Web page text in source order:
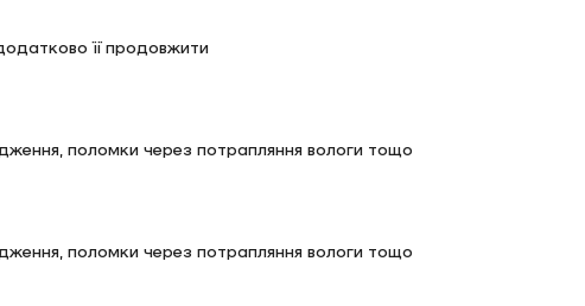
її продовжити
поломки через потрапляння вологи тощо
поломки через потрапляння вологи тощо